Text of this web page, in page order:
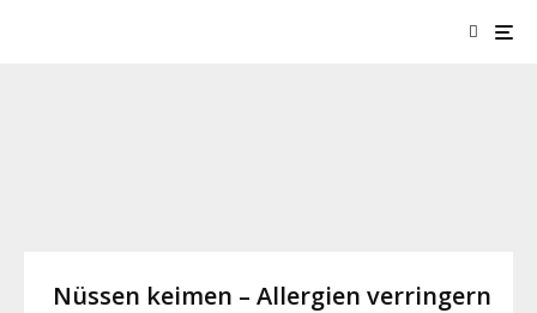
Nüssen keimen – Allergien verringern